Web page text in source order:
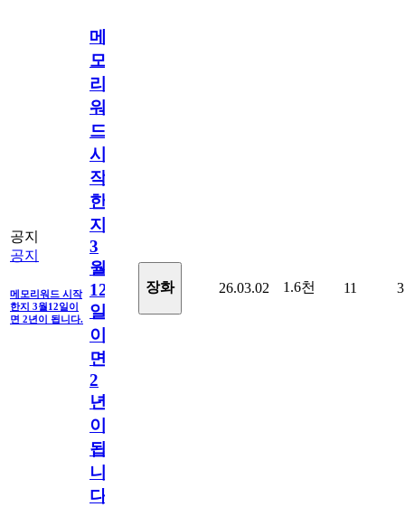
공지
공지
메모리워드 시작
한지 3월12일이
면 2년이 됩니다.
메
모
리
워
드
시
작
한
지
3
월
12
일
이
면
2
년
이
됩
니
다.
장화 26.03.02 1.6천 11 3